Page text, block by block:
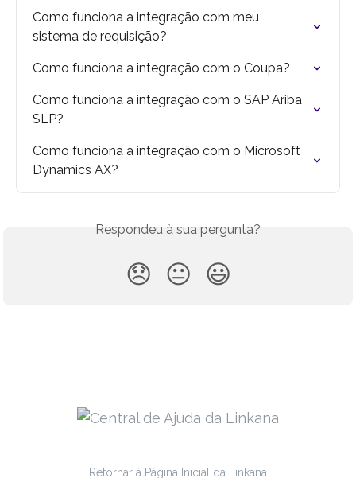
Como funciona a integração com meu
sistema de requisição?
Como funciona a integração com o Coupa?
Como funciona a integração com o SAP Ariba
SLP?
Como funciona a integração com o Microsoft
Dynamics AX?
Respondeu à sua pergunta?
😞 😐 😃
Retornar à Página Inicial da Linkana